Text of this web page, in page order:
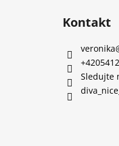
Kontakt
veronika
Sledujte